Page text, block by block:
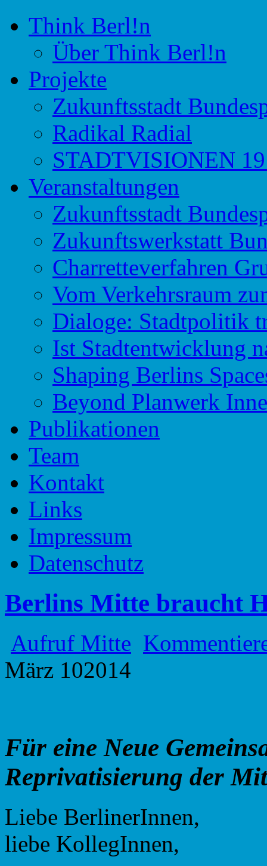
Think Berl!n
Initiative für Stadtdiskurs
Think Berl!n
Über Think Berl!n
Projekte
Zukunftsstadt
Radikal Radial
STADTVISIONEN
Veranstaltungen
Zukunftsstadt
Zukunftswerkstatt
Charretteverfahren
Vom Verkehrsraum
Dialoge: Stadtpolitik
Ist Stadtentwicklung
Shaping Berlins
Beyond Planwerk
Publikationen
Team
Kontakt
Links
Impressum
Datenschutz
Berlins Mitte braucht
Aufruf Mitte
März 102014
Für eine Neue
Reprivatisierung der
Liebe BerlinerInnen,
liebe KollegInnen,